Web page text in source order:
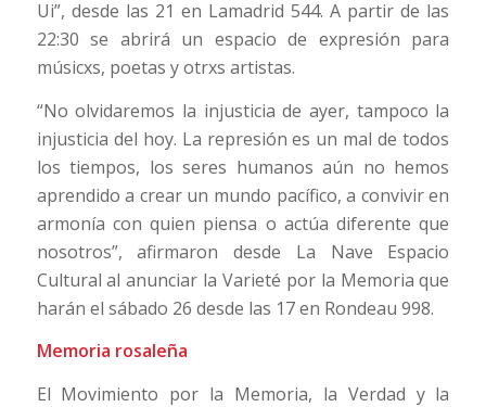
Ui”, desde las 21 en Lamadrid 544. A partir de las
22:30 se abrirá un espacio de expresión para
músicxs, poetas y otrxs artistas.
“No olvidaremos la injusticia de ayer, tampoco la
injusticia del hoy. La represión es un mal de todos
los tiempos, los seres humanos aún no hemos
aprendido a crear un mundo pacífico, a convivir en
armonía con quien piensa o actúa diferente que
nosotros”, afirmaron desde La Nave Espacio
Cultural al anunciar la Varieté por la Memoria que
harán el sábado 26 desde las 17 en Rondeau 998.
Memoria rosaleña
El Movimiento por la Memoria, la Verdad y la